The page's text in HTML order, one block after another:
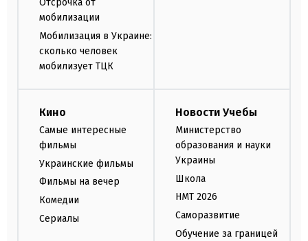
Отсрочка от
мобилизации
Мобилизация в Украине:
сколько человек
мобилизует ТЦК
Кино
Самые интересные
фильмы
Украинские фильмы
Фильмы на вечер
Комедии
Сериалы
Новости Учебы
Министерство
образования и науки
Украины
Школа
НМТ 2026
Саморазвитие
Обучение за границей